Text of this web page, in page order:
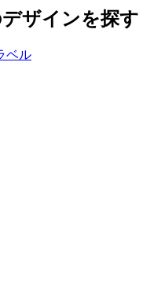
ザインを探す
ベル